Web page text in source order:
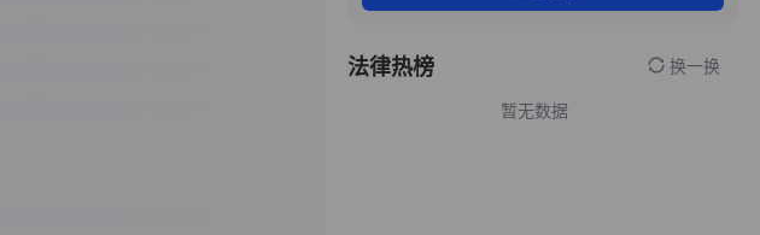
法律热榜 换一换
暂无数据